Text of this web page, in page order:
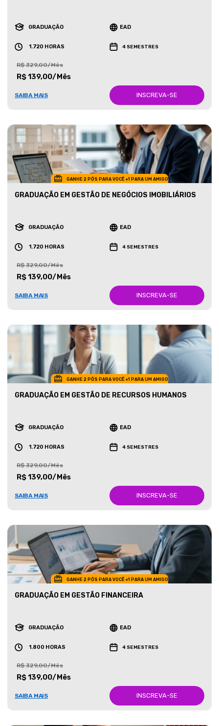
GRADUAÇÃO EAD
1.720 HORAS 4 SEMESTRES
R$ 329,00/Mês
R$ 139,00/Mês
SAIBA MAIS INSCREVA-SE
GANHE 2 PÓS PARA VOCÊ +1 PARA UM AMIGO
GRADUAÇÃO EM GESTÃO DE NEGÓCIOS IMOBILIÁRIOS
GRADUAÇÃO EAD
1.720 HORAS 4 SEMESTRES
R$ 329,00/Mês
R$ 139,00/Mês
SAIBA MAIS INSCREVA-SE
GANHE 2 PÓS PARA VOCÊ +1 PARA UM AMIGO
GRADUAÇÃO EM GESTÃO DE RECURSOS HUMANOS
GRADUAÇÃO EAD
1.720 HORAS 4 SEMESTRES
R$ 329,00/Mês
R$ 139,00/Mês
SAIBA MAIS INSCREVA-SE
GANHE 2 PÓS PARA VOCÊ +1 PARA UM AMIGO
GRADUAÇÃO EM GESTÃO FINANCEIRA
GRADUAÇÃO EAD
1.800 HORAS 4 SEMESTRES
R$ 329,00/Mês
R$ 139,00/Mês
SAIBA MAIS INSCREVA-SE